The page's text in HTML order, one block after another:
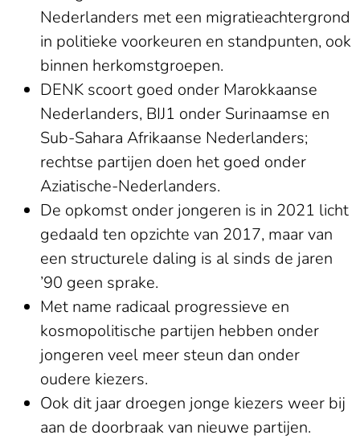
Nederlanders met een migratieachtergrond
in politieke voorkeuren en standpunten, ook
binnen herkomstgroepen.
DENK scoort goed onder Marokkaanse
Nederlanders, BIJ1 onder Surinaamse en
Sub-Sahara Afrikaanse Nederlanders;
rechtse partijen doen het goed onder
Aziatische-Nederlanders.
De opkomst onder jongeren is in 2021 licht
gedaald ten opzichte van 2017, maar van
een structurele daling is al sinds de jaren
’90 geen sprake.
Met name radicaal progressieve en
kosmopolitische partijen hebben onder
jongeren veel meer steun dan onder
oudere kiezers.
Ook dit jaar droegen jonge kiezers weer bij
aan de doorbraak van nieuwe partijen.